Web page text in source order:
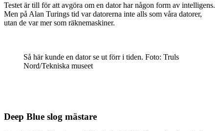
Testet är till för att avgöra om en dator har någon form av intelligens.
Men på Alan Turings tid var datorerna inte alls som våra datorer,
utan de var mer som räknemaskiner.
Så här kunde en dator se ut förr i tiden. Foto: Truls
Nord/Tekniska museet
Deep Blue slog mästare